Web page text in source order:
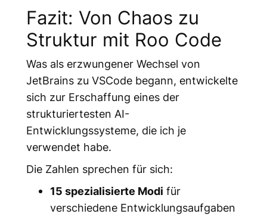
Fazit: Von Chaos zu
Struktur mit Roo Code
Was als erzwungener Wechsel von
JetBrains zu VSCode begann, entwickelte
sich zur Erschaffung eines der
strukturiertesten AI-
Entwicklungssysteme, die ich je
verwendet habe.
Die Zahlen sprechen für sich:
15 spezialisierte Modi für
verschiedene Entwicklungsaufgaben